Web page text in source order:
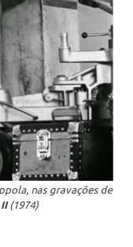
nas gravações de
II(1974)